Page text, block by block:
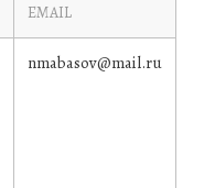
EMAIL
nmabasov@mail.ru